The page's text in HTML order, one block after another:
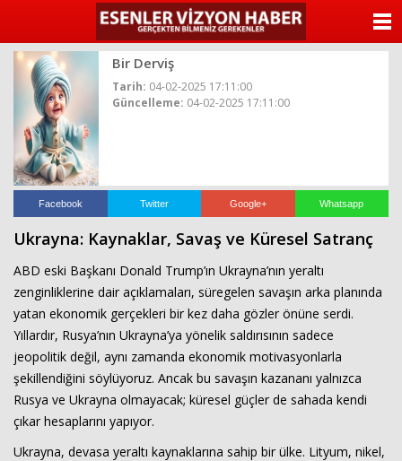
Bir Derviş
Tarih: 04-02-2025 17:11:00
Güncelleme: 04-02-2025 17:11:00
Facebook Twitter Google+ Whatsapp
Ukrayna: Kaynaklar, Savaş ve Küresel Satranç
ABD eski Başkanı Donald Trump’ın Ukrayna’nın yeraltı
zenginliklerine dair açıklamaları, süregelen savaşın arka planında
yatan ekonomik gerçekleri bir kez daha gözler önüne serdi.
Yıllardır, Rusya’nın Ukrayna’ya yönelik saldırısının sadece
jeopolitik değil, aynı zamanda ekonomik motivasyonlarla
şekillendiğini söylüyoruz. Ancak bu savaşın kazananı yalnızca
Rusya ve Ukrayna olmayacak; küresel güçler de sahada kendi
çıkar hesaplarını yapıyor.
Ukrayna, devasa yeraltı kaynaklarına sahip bir ülke. Lityum, nikel,
ANASAYFA
YAZARLAR
VİDEO GALERİ
İLETİŞİM